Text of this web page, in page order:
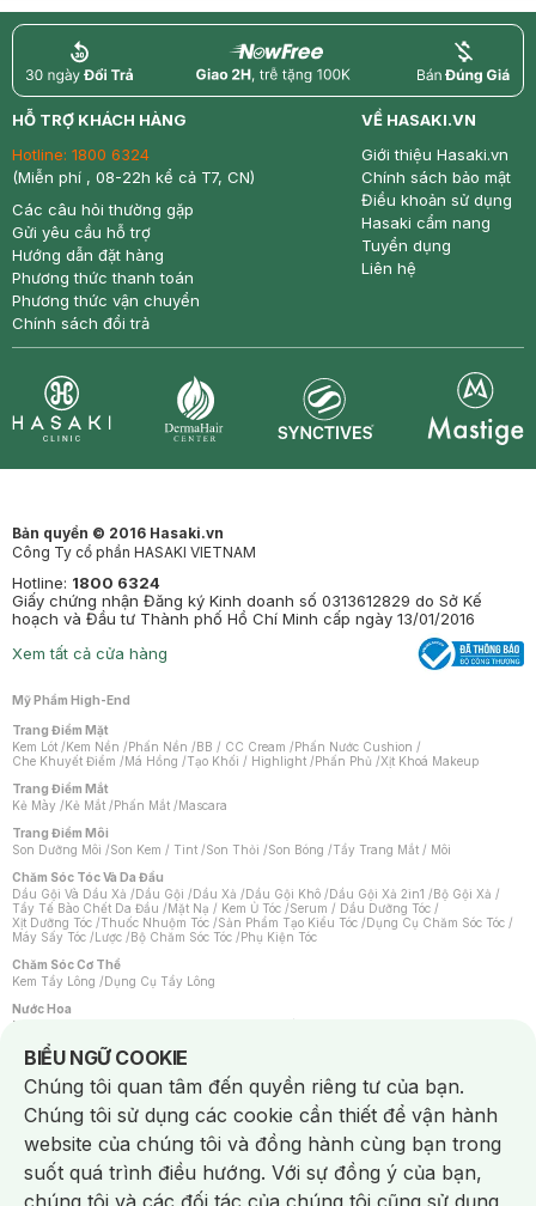
return nowfree price
HỖ TRỢ KHÁCH HÀNG
Hotline: 1800 6324
(Miễn phí , 08-22h kể cả T7, CN)
Các câu hỏi thường gặp
Gửi yêu cầu hỗ trợ
Hướng dẫn đặt hàng
Phương thức thanh toán
Phương thức vận chuyển
Chính sách đổi trả
VỀ HASAKI.VN
Giới thiệu Hasaki.vn
Chính sách bảo mật
Điều khoản sử dụng
Hasaki cẩm nang
Tuyển dụng
Liên hệ
Bản quyền © 2016 Hasaki.vn
Công Ty cổ phần HASAKI VIETNAM
Hotline: 1800 6324
Giấy chứng nhận Đăng ký Kinh doanh số 0313612829 do Sở Kế
hoạch và Đầu tư Thành phố Hồ Chí Minh cấp ngày 13/01/2016
Xem tất cả cửa hàng
Mỹ Phẩm High-End
Trang Điểm Mặt
Kem Lót /Kem Nền /Phấn Nền /BB / CC Cream /Phấn Nước Cushion /
Che Khuyết Điểm /Má Hồng /Tạo Khối / Highlight /Phấn Phủ /Xịt Khoá Makeup
Trang Điểm Mắt
Kẻ Mày /Kẻ Mắt /Phấn Mắt /Mascara
Trang Điểm Môi
Son Dưỡng Môi /Son Kem / Tint /Son Thỏi /Son Bóng /Tẩy Trang Mắt / Môi
Chăm Sóc Tóc Và Da Đầu
Dầu Gội Và Dầu Xả /Dầu Gội /Dầu Xả /Dầu Gội Khô /Dầu Gội Xả 2in1 /Bộ Gội Xả /
Tẩy Tế Bào Chết Da Đầu /Mặt Nạ / Kem Ủ Tóc /Serum / Dầu Dưỡng Tóc /
Xịt Dưỡng Tóc /Thuốc Nhuộm Tóc /Sản Phẩm Tạo Kiểu Tóc /Dụng Cụ Chăm Sóc Tóc /
Máy Sấy Tóc /Lược /Bộ Chăm Sóc Tóc /Phụ Kiện Tóc
Chăm Sóc Cơ Thể
Kem Tẩy Lông /Dụng Cụ Tẩy Lông
Nước Hoa
Nước Hoa Nữ
Chăm Sóc Cá Nhân
Chống Muỗi /Khẩu Trang /Máy Massage/Mặt Nạ Xông Hơi /Nước Rửa Tay/
Sản Phẩm Chăm Sóc Khác /Bàn Chải Đánh Răng /Bàn Chải Điện/
Hỗ Trợ Trắng Răng/Kem Đánh Răng /Máy Tăm Nước/ Nước Súc Miệng/
Tăm / Chỉ Nha Khoa/ Xịt Thơm Miệng / Dung Dịch Vệ Sinh/Dưỡng Vùng Kín/
Khăn Ướt Vệ Sinh Vùng Kín/Băng Vệ Sinh/Tampon/Bọt Cạo Râu /Dao Cạo Râu/
Máy Cạo Râu
Vấn Đề Về Da
Da Dầu / Lỗ Chân Lông To/ Da Khô / Mất Nước/ Da Lão Hóa/ Da Mụn/
BIỂU NGỮ COOKIE
Notice about cookies usage
Chúng tôi quan tâm đến quyền riêng tư của bạn.
Chúng tôi sử dụng các cookie cần thiết để vận hành
website của chúng tôi và đồng hành cùng bạn trong
suốt quá trình điều hướng. Với sự đồng ý của bạn,
chúng tôi và các đối tác của chúng tôi cũng sử dụng